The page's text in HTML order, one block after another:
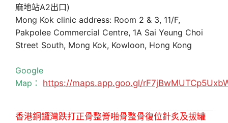
麻地站A2出口)
Mong Kok clinic address: Room 2 & 3, 11/F,
Pakpolee Commercial Centre, 1A Sai Yeung Choi
Street South, Mong Kok, Kowloon, Hong Kong
Google
Map： https://maps.app.goo.gl/
香港銅鑼灣跌打正骨整脊啪骨整骨復位針炙及拔罐